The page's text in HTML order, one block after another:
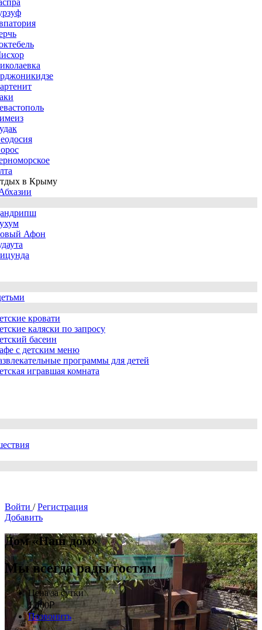
в Крыму
Афон
кровати
каляски по запросу
басеин
с детским меню
программы для детей
игравшая комната
Войти / Регистрация
Добавить
Дом «Наш дом»
Мы всегда рады гостям
Цена за сутки
1 000₽
Позвонить